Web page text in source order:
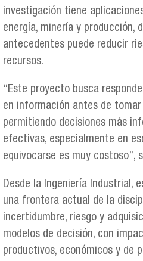
investigación tiene
energía, minería y producción,
antecedentes puede reducir
recursos.
“Este proyecto busca
en información antes de
permitiendo decisiones más
efectivas, especialmente en
equivocarse es muy costoso”,
Desde la Ingeniería Industrial,
una frontera actual de la
incertidumbre, riesgo y
modelos de decisión, con
productivos, económicos y de